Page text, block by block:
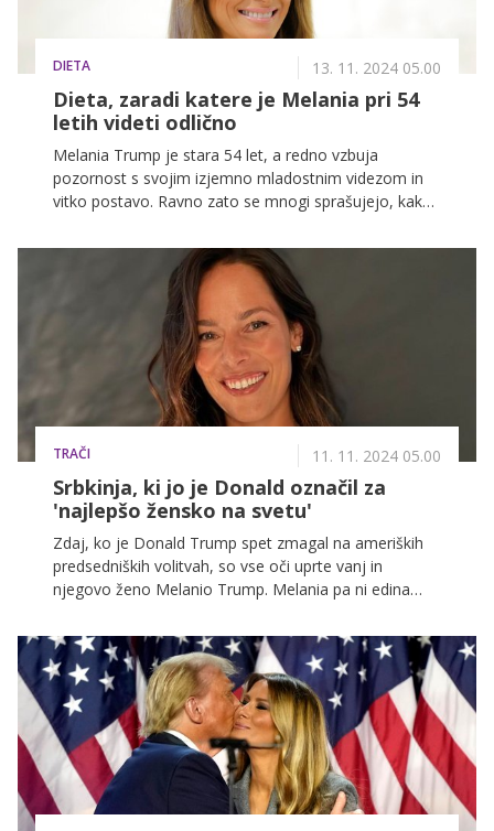
DIETA 13. 11. 2024 05.00
Dieta, zaradi katere je Melania pri 54
letih videti odlično
Melania Trump je stara 54 let, a redno vzbuja
pozornost s svojim izjemno mladostnim videzom in
vitko postavo. Ravno zato se mnogi sprašujejo, kako
TRAČI 11. 11. 2024 05.00
Srbkinja, ki jo je Donald označil za
'najlepšo žensko na svetu'
Zdaj, ko je Donald Trump spet zmagal na ameriških
predsedniških volitvah, so vse oči uprte vanj in
njegovo ženo Melanio Trump. Melania pa ni edina